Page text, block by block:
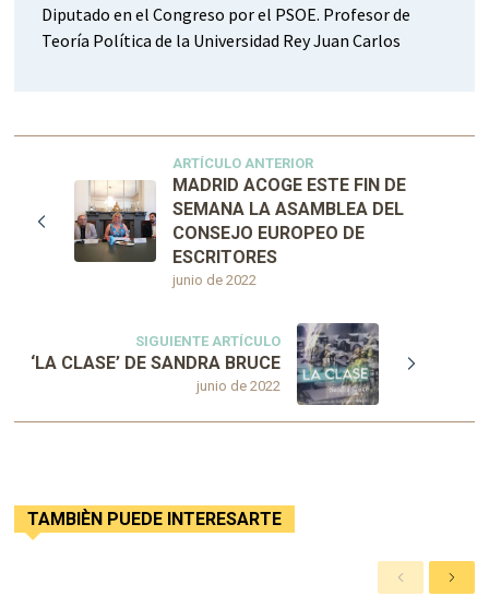
Diputado en el Congreso por el PSOE. Profesor de
Teoría Política de la Universidad Rey Juan Carlos
ARTÍCULO ANTERIOR
junio de 2022
MADRID ACOGE ESTE FIN DE
SEMANA LA ASAMBLEA DEL
CONSEJO EUROPEO DE
ESCRITORES
SIGUIENTE ARTÍCULO
junio de 2022
‘LA CLASE’ DE SANDRA BRUCE
TAMBIÈN PUEDE INTERESARTE
A S